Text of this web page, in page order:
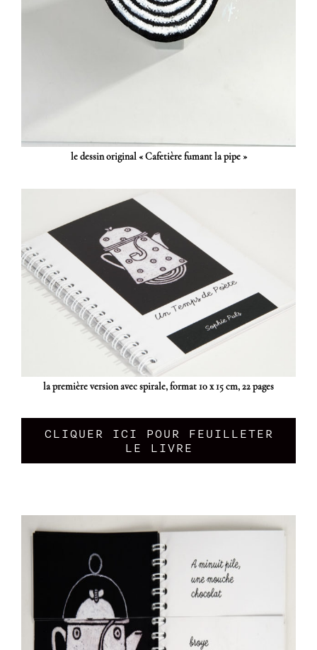
le dessin original « Cafetière fumant la pipe »
la première version avec spirale, format 10 x 15 cm, 22 pages
CLIQUER ICI POUR FEUILLETER
LE LIVRE